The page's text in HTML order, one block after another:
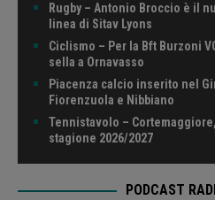
Rugby – Antonio Broccio è il
linea di Sitav Lyons
Ciclismo – Per la Bft Burzoni
sella a Ornavasso
Piacenza calcio inserito nel
Fiorenzuola e Nibbiano
Tennistavolo –
stagione 2026/2027
PODCAST